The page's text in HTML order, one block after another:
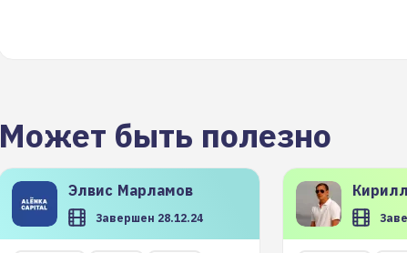
Может быть полезно
Элвис Марламов
Завершен 28.12.24
Кирилл